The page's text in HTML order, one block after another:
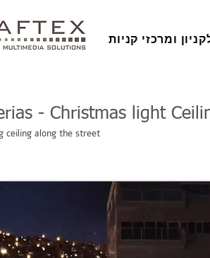
ומרכזי קניות
- Christmas light
ceiling along the street